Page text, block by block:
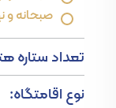
صبحانه و
تعداد ستاره
نوع اقامتگاه: